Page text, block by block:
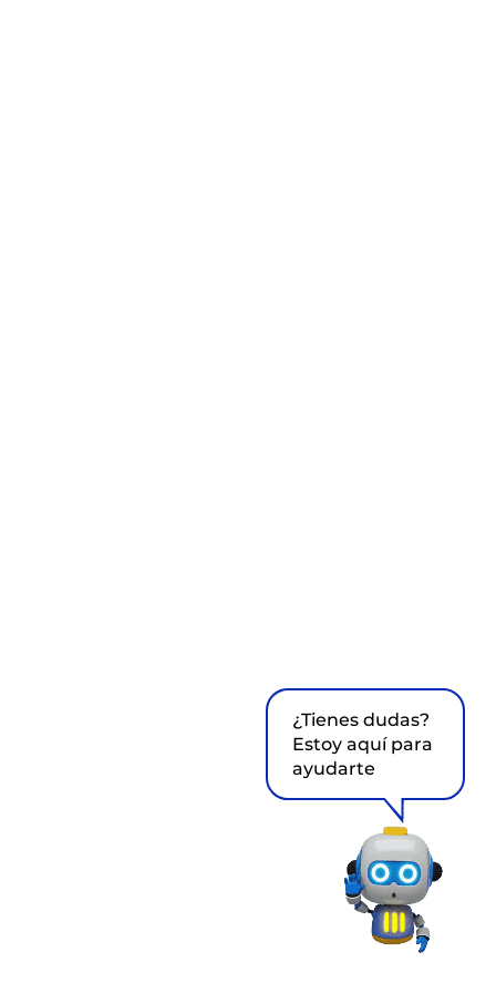
¿Tienes dudas?
Estoy aquí para
ayudarte